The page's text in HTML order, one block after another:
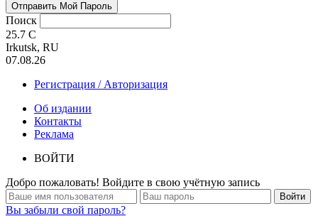
Поиск
25.7 C
Irkutsk, RU
07.08.26
Регистрация / Авторизация
Об издании
Контакты
Реклама
ВОЙТИ
Добро пожаловать! Войдите в свою учётную запись
Вы забыли свой пароль?